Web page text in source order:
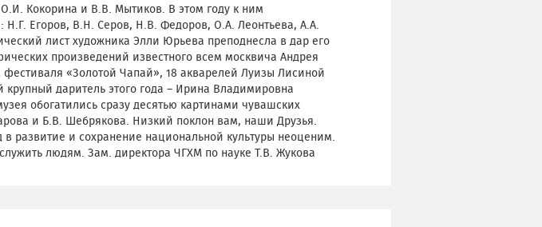
Кокорина и В.В. Мытиков. В этом году к ним
Егоров, В.Н. Серов, Н.В. Федоров, О.А. Леонтьева, А.А.
лист художника Элли Юрьева преподнесла в дар его
произведений известного всем москвича Андрея
«Золотой Чапай», 18 акварелей Луизы Лисиной
даритель этого года – Ирина Владимировна
обогатились сразу десятью картинами чувашских
и Б.В. Шебрякова. Низкий поклон вам, наши Друзья.
развитие и сохранение национальной культуры неоценим.
людям. Зам. директора ЧГХМ по науке Т.В. Жукова